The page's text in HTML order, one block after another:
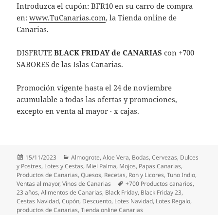
Introduzca el cupón: BFR10 en su carro de compra
en:www.TuCanarias.com, la Tienda online de
Canarias.
DISFRUTEBLACK FRIDAY de CANARIAS con +700
SABORES de las Islas Canarias.
Promoción vigente hasta el 24 de noviembre
acumulable a todas las ofertas y promociones,
excepto en venta al mayor · x cajas.
Publicado
el
15/11/2023 Categorías
Almogrote,Aloe Vera, Bodas,Cervezas, Dulces
y Postres, Lotes y Cestas, Miel Palma, Mojos, Papas Canarias,
Productos de Canarias,Quesos, Recetas, Ron y Licores,Tuno Indio,
Ventas al mayor,Vinos de Canarias Etiquetas
+700 Productos canarios,
23 años,Alimentos de Canarias, Black Friday, Black Friday 23,
Cestas Navidad,Cupón, Descuento, Lotes Navidad, Lotes Regalo,
productos de Canarias,Tienda online Canarias